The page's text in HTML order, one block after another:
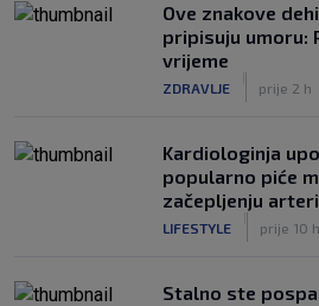
Ove znakove
pripisuju umoru:
vrijeme
ZDRAVLJE prije 2 h
Kardiologinja
popularno piće
začepljenju
LIFESTYLE prije 10 h
Stalno ste